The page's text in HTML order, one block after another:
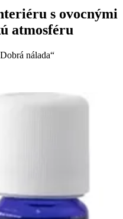
s ovocnými
atmosféru
nálada“